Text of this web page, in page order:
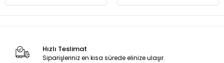
Hızlı Teslimat
Siparişleriniz en kısa sürede elinize ulaşır.